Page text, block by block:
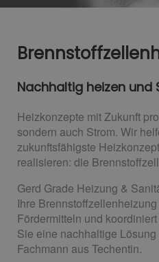
Nachhaltig heizen und
Heizkonzepte mit Zukunft
sondern auch Strom. Wir
zukunftsfähigste
realisieren: die
Gerd Grade Heizung &
Ihre
Fördermitteln und
Sie eine nachhaltige
Fachmann aus Techentin.